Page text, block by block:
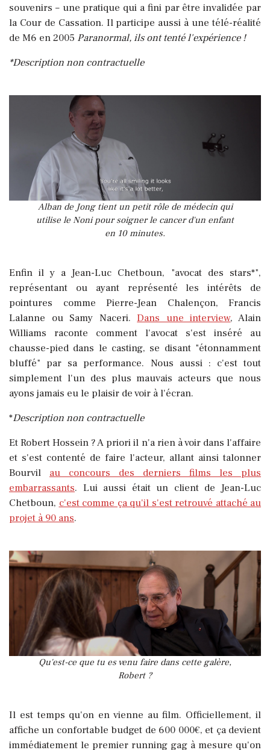
souvenirs – une pratique qui a fini par être invalidée par
la Cour de Cassation. Il participe aussi à une télé-réalité
de M6 en 2005 Paranormal, ils ont tenté l'expérience !
*Description non contractuelle
Alban de Jong tient un petit rôle de médecin qui
utilise le Noni pour soigner le cancer d'un enfant
en 10 minutes.
Enfin il y a Jean-Luc Chetboun, "avocat des stars*",
représentant ou ayant représenté les intérêts de
pointures comme Pierre-Jean Chalençon, Francis
Lalanne ou Samy Naceri.Dans une interview, Alain
Williams raconte comment l'avocat s'est inséré au
chausse-pied dans le casting, se disant "étonnamment
bluffé" par sa performance. Nous aussi : c'est tout
simplement l'un des plus mauvais acteurs que nous
ayons jamais eu le plaisir de voir à l'écran.
*Description non contractuelle
Et Robert Hossein ? A priori il n'a rien à voir dans l'affaire
et s'est contenté de faire l'acteur, allant ainsi talonner
Bourvil au concours des derniers films les plus
embarrassants. Lui aussi était un client de Jean-Luc
Chetboun, c'est comme ça qu'il s'est retrouvé attaché au
projet à 90 ans.
Qu'est-ce que tu es venu faire dans cette galère,
Robert ?
Il est temps qu'on en vienne au film. Officiellement, il
affiche un confortable budget de 600 000€, et ça devient
immédiatement le premier running gag à mesure qu'on